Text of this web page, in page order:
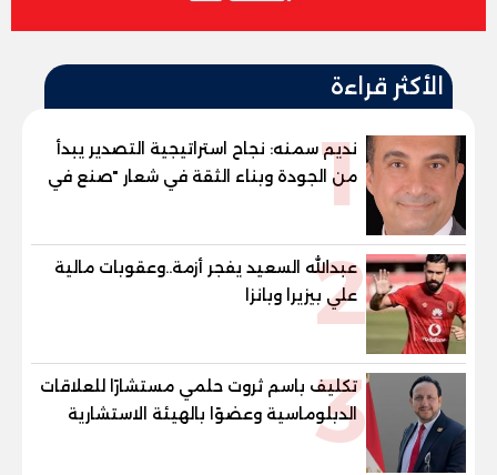
الأكثر قراءة
1
نديم سمنه: نجاح استراتيجية التصدير يبدأ
من الجودة وبناء الثقة في شعار "صنع في
مصر"
2
عبدالله السعيد يفجر أزمة..وعقوبات مالية
علي بيزيرا وبانزا
3
تكليف باسم ثروت حلمي مستشارًا للعلاقات
الدبلوماسية وعضوًا بالهيئة الاستشارية
العليا لمنظمة «جاد جمينت يوإن»